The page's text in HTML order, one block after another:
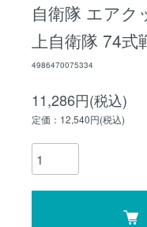
自衛隊 エアク
上自衛隊 74式
4986470075334
11,286円(税込)
定価：12,540円(税込)